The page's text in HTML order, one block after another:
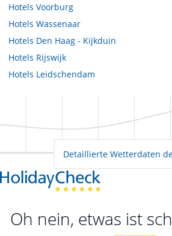
Hotels Voorburg
Hotels Wassenaar
Hotels Den Haag - Kijkduin
Hotels Rijswijk
Hotels Leidschendam
Detaillierte Wetterdaten
Oh nein, etwas ist